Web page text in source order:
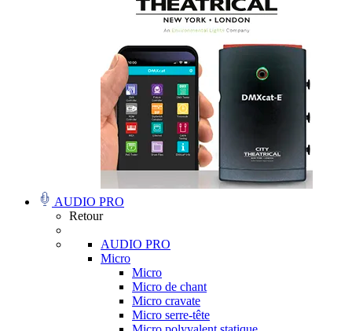
AUDIO PRO
Retour
AUDIO PRO
Micro
Micro
Micro de chant
Micro cravate
Micro serre-tête